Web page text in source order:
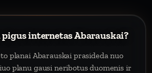
internetas Abarauskai?
planai Abarauskai prasideda nuo
planu gausi neribotus duomenis ir